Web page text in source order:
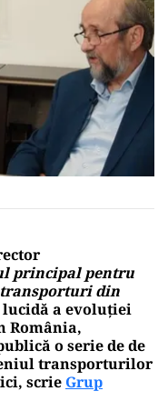
principal pentru
din
a evoluției
România,
o serie de de
transporturilor
scrie Grup